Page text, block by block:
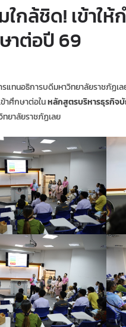
กล้ชิด! เข้าให้
าต่อปี 69
ทนอธิการบดีมหาวิทยาลัยราชภัฏเล
ข้าศึกษาต่อในหลักสูตรบริหารธุรกิจ
ยาลัยราชภัฏเลย